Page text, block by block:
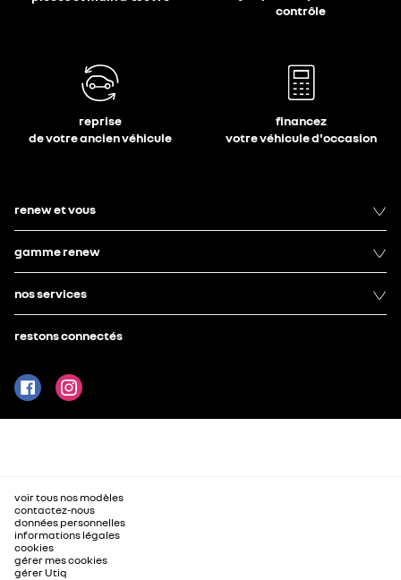
contrôle
reprise
de votre ancien véhicule
financez
votre véhicule d'occasion
renew et vous
gamme renew
nos services
restons connectés
voir tous nos modèles
contactez-nous
données personnelles
informations légales
cookies
gérer mes cookies
gérer Utiq